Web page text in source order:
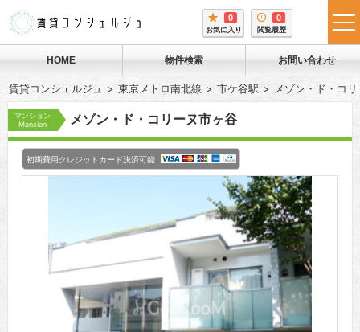
0
お気に入り
0
閲覧履歴
HOME 物件検索 お問い合わせ
賃貸コンシェルジュ 東京メトロ南北線 市ケ谷駅 メゾン・ド・コ
マンション
Mansion
メゾン・ド・コリーヌ市ヶ谷
初期費用クレジットカード決済可能